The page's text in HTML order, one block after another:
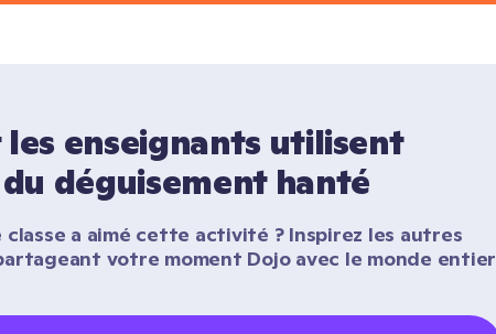
les enseignants utilisent
déguisement hanté
a aimé cette activité ? Inspirez les autres
votre moment Dojo avec le monde entier